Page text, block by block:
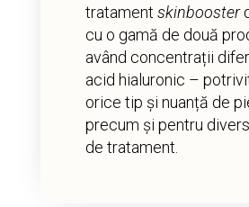
tratament skinbooster
cu o gamă de două
având concentrații
acid hialuronic –
orice tip și nuanță de
precum și pentru
de tratament.